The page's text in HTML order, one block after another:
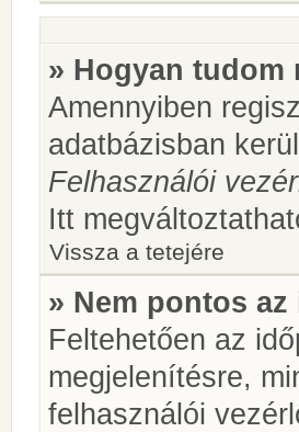
» Hogyan tudom
Amennyiben
adatbázisban
Felhasználói
Itt
Vissza a tetejére
» Nem pontos az
Feltehetően az
megjelenítésre,
felhasználói